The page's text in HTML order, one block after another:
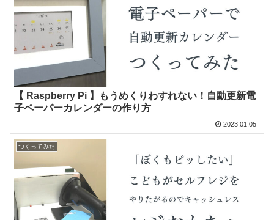
【 Raspberry Pi 】もうめくりわすれない！自動更新電
子ペーパーカレンダーの作り方
2023.01.05
つくってみた